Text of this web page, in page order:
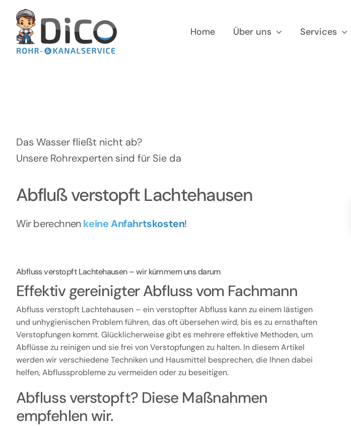
Inhalt
springen
Home Über uns Services
Das Wasser fließt nicht ab?
Unsere Rohrexperten sind für Sie da
Abfluß verstopft Lachtehausen
Wir berechnenkeine Anfahrtskosten!
Abfluss verstopft Lachtehausen – wir kümmern uns darum
Effektiv gereinigter Abfluss vom Fachmann
Abfluss verstopft Lachtehausen – ein verstopfter Abfluss kann zu einem lästigen
und unhygienischen Problem führen, das oft übersehen wird, bis es zu ernsthaften
Verstopfungen kommt. Glücklicherweise gibt es mehrere effektive Methoden, um
Abflüsse zu reinigen und sie frei von Verstopfungen zu halten. In diesem Artikel
werden wir verschiedene Techniken und Hausmittel besprechen, die Ihnen dabei
helfen, Abflussprobleme zu vermeiden oder zu beseitigen.
Abfluss verstopft? Diese Maßnahmen
empfehlen wir.